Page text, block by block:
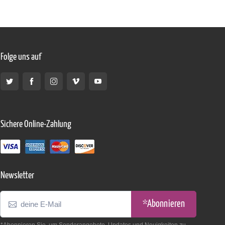
Folge uns auf
Sichere Online-Zahlung
Newsletter
*Abonnieren